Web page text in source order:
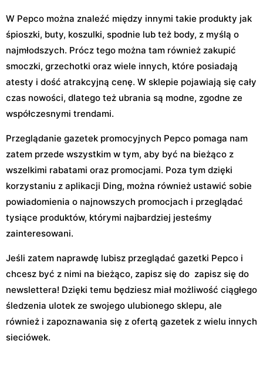
W Pepco można znaleźć między innymi takie produkty jak
śpioszki, buty, koszulki, spodnie lub też body, z myślą o
najmłodszych. Prócz tego można tam również zakupić
smoczki, grzechotki oraz wiele innych, które posiadają
atesty i dość atrakcyjną cenę. W sklepie pojawiają się cały
czas nowości, dlatego też ubrania są modne, zgodne ze
współczesnymi trendami.
Przeglądanie gazetek promocyjnych Pepco pomaga nam
zatem przede wszystkim w tym, aby być na bieżąco z
wszelkimi rabatami oraz promocjami. Poza tym dzięki
korzystaniu z aplikacji Ding, można również ustawić sobie
powiadomienia o najnowszych promocjach i przeglądać
tysiące produktów, którymi najbardziej jesteśmy
zainteresowani.
Jeśli zatem naprawdę lubisz przeglądać gazetki Pepco i
chcesz być z nimi na bieżąco, zapisz się do zapisz się do
newslettera! Dzięki temu będziesz miał możliwość ciągłego
śledzenia ulotek ze swojego ulubionego sklepu, ale
również i zapoznawania się z ofertą gazetek z wielu innych
sieciówek.